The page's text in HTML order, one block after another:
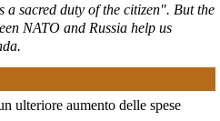
a sacred duty of the citizen". But the
NATO and Russia help us
ulteriore aumento delle spese